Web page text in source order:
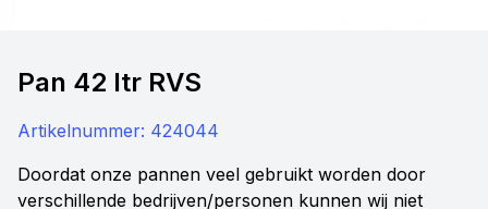
Pan 42 ltr RVS
Artikelnummer: 424044
Doordat onze pannen veel gebruikt worden door
verschillende bedrijven/personen kunnen wij niet